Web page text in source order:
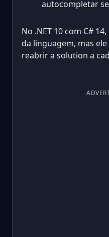
autocompletar
No .NET 10 com C#
da linguagem, mas
reabrir a solution a